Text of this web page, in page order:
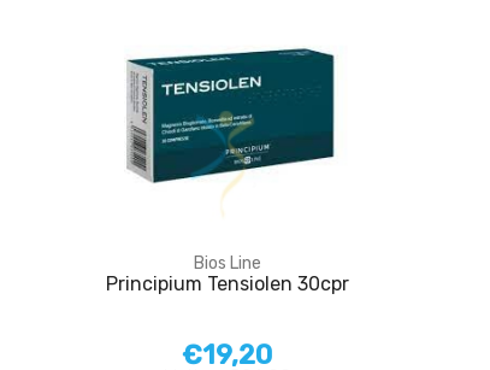
Bios Line
Principium Tensiolen 30cpr
€19,20